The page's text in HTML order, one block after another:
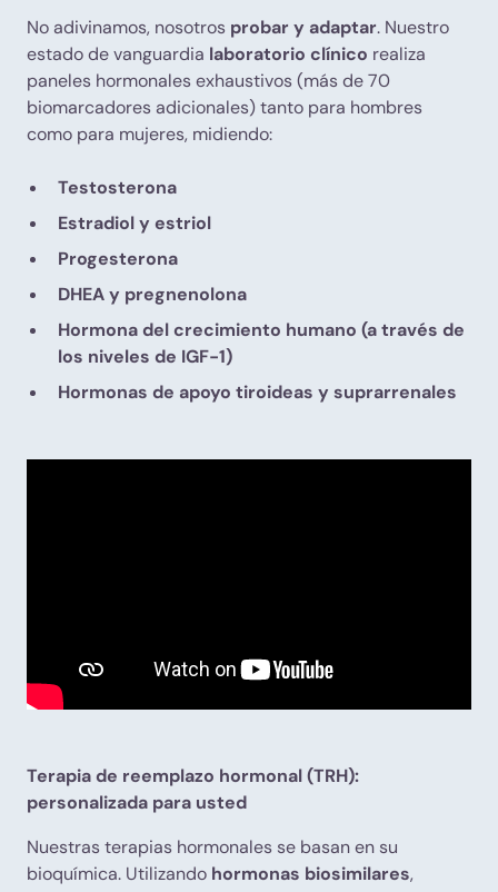
No adivinamos, nosotros probar y adaptar. Nuestro
estado de vanguardia laboratorio clínico realiza
paneles hormonales exhaustivos (más de 70
biomarcadores adicionales) tanto para hombres
como para mujeres, midiendo:
Testosterona
Estradiol y estriol
Progesterona
DHEA y pregnenolona
Hormona del crecimiento humano (a través de
los niveles de IGF-1)
Hormonas de apoyo tiroideas y suprarrenales
Terapia de reemplazo hormonal (TRH):
personalizada para usted
Nuestras terapias hormonales se basan en su
bioquímica. Utilizando hormonas biosimilares,